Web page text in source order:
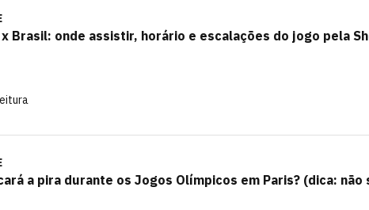
x Brasil: onde assistir, horário e escalações do jogo pela
a pira durante os Jogos Olímpicos em Paris? (dica: